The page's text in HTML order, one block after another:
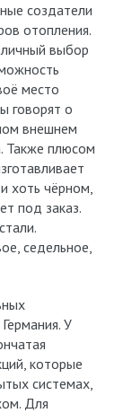
создатели
отопления.
выбор
место
говорят о
внешнем
Также плюсом
хоть чёрном,
под заказ.
седельное,
У
которые
системах,
Для